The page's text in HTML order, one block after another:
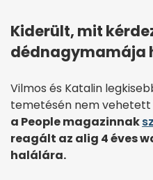
Kiderült, mit
dédnagymamája
Vilmos és Katalin
temetésén nem vehetett
a People magazinnak
reagált az alig 4 éves
halálára.